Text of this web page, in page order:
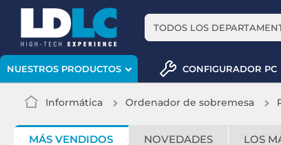
TODOS LOS
NUESTROS PRODUCTOS CONFIGURADOR PC
Informática Ordenador de sobremesa
MÁS VENDIDOS NOVEDADES LOS